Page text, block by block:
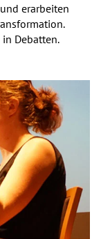
erarbeiten
Debatten.